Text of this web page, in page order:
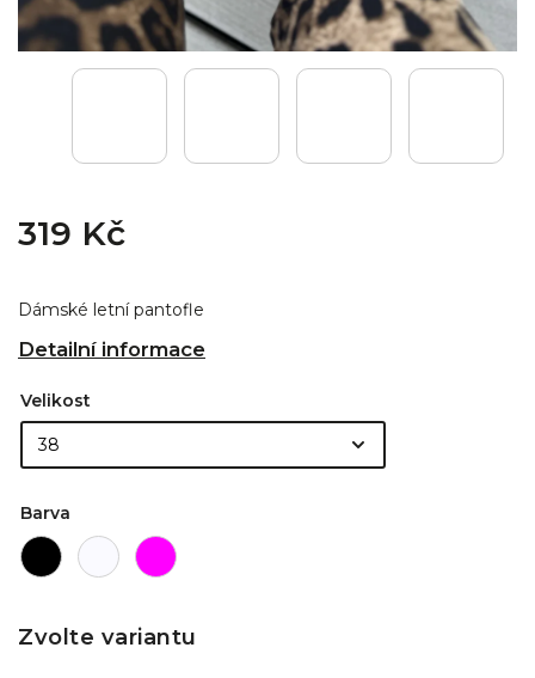
319 Kč
Dámské letní pantofle
Detailní informace
Velikost
Barva
Zvolte variantu